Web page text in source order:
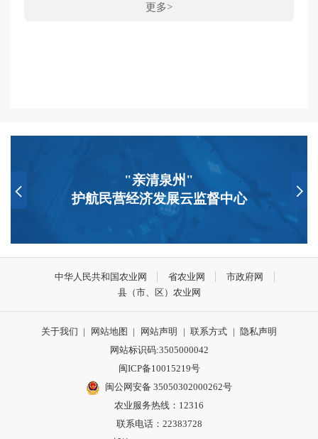
更多>
"亲清泉州"
护航民营经济发展云监督中心
中华人民共和国农业网 省农业网
市政府网
县（市、区）农业网
关于我们 | 网站地图 | 网站声明 | 联系方式 | 隐私声明
网站标识码:3505000042
闽ICP备10015219号
闽公网安备 35050302000262号
农业服务热线：12316
联系电话：22383728